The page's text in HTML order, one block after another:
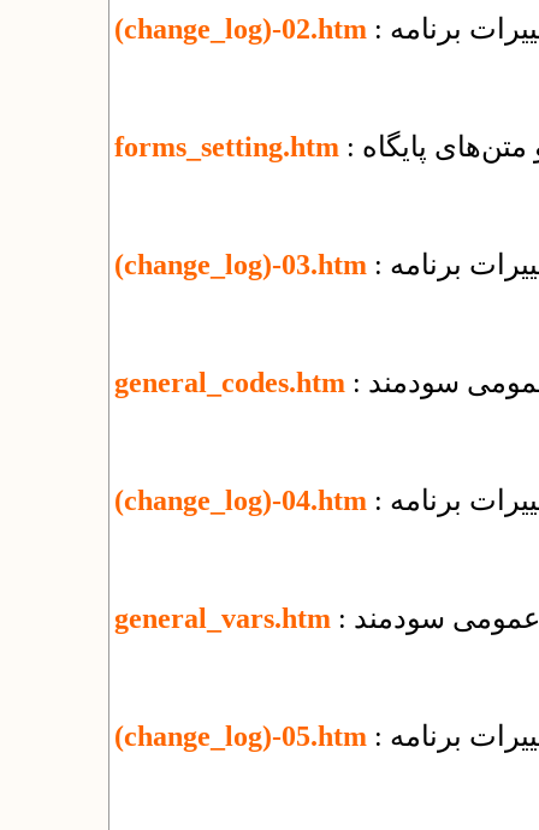
(change_log)-02.htm برنامه
forms_setting.htm متن‌های پایگاه
(change_log)-03.htm برنامه
general_codes.htm سودمند
(change_log)-04.htm برنامه
general_vars.htm عمومی سودمند
(change_log)-05.htm برنامه